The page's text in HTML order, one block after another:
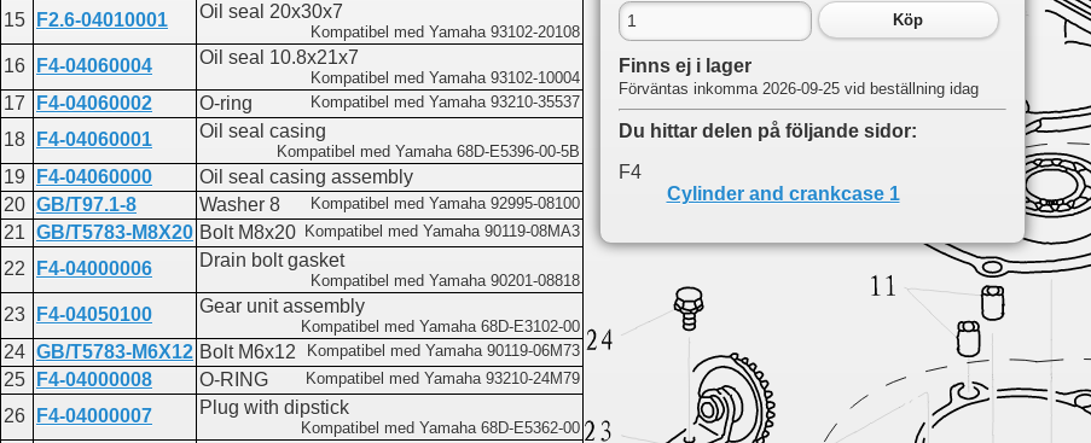
15
F2.6-04010001 Oil seal 20x30x7
Kompatibel med Yamaha 93102-20108
16 F4-04060004 Oil seal 10.8x21x7
Kompatibel med Yamaha 93102-10004
17 F4-04060002 O-ring Kompatibel med Yamaha 93210-35537
18 F4-04060001 Oil seal casing
Kompatibel med Yamaha 68D-E5396-00-5B
19 F4-04060000
Oil seal casing assembly
20 GB/T97.1-8 Washer 8 Kompatibel med Yamaha 92995-08100
21 GB/T5783-M8X20 Bolt M8x20 Kompatibel med Yamaha 90119-08MA3
22 F4-04000006 Drain bolt gasket
Kompatibel med Yamaha 90201-08818
23 F4-04050100 Gear unit assembly
Kompatibel med Yamaha 68D-E3102-00
24 GB/T5783-M6X12 Bolt M6x12 Kompatibel med Yamaha 90119-06M73
25 F4-04000008 O-RING Kompatibel med Yamaha 93210-24M79
26 F4-04000007 Plug with dipstick
Kompatibel med Yamaha 68D-E5362-00
Köp
Finns ej i lager
Förväntas inkomma 2026-09-25 vid beställning idag
Du hittar delen på följande sidor:
F4
Cylinder and crankcase 1